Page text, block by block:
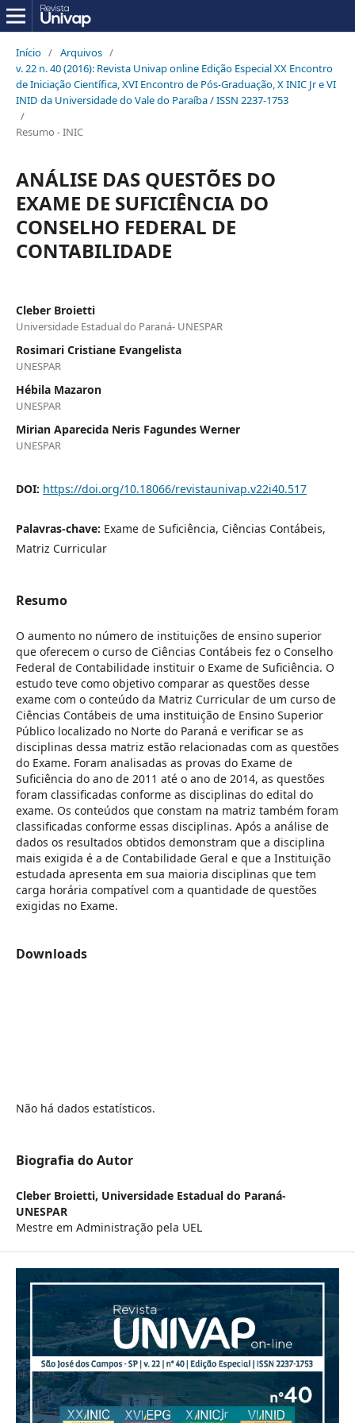
Início / Arquivos /
v. 22 n. 40 (2016): Revista Univap online Edição Especial XX Encontro
de Iniciação Científica, XVI Encontro de Pós-Graduação, X INIC Jr e VI
INID da Universidade do Vale do Paraíba / ISSN 2237-1753
/
Resumo - INIC
ANÁLISE DAS QUESTÕES DO
EXAME DE SUFICIÊNCIA DO
CONSELHO FEDERAL DE
CONTABILIDADE
Cleber Broietti
Universidade Estadual do Paraná- UNESPAR
Rosimari Cristiane Evangelista
UNESPAR
Hébila Mazaron
UNESPAR
Mirian Aparecida Neris Fagundes Werner
UNESPAR
DOI: https://doi.org/10.18066/revistaunivap.v22i40.517
Palavras-chave: Exame de Suficiência, Ciências Contábeis,
Matriz Curricular
Resumo
O aumento no número de instituições de ensino superior
que oferecem o curso de Ciências Contábeis fez o Conselho
Federal de Contabilidade instituir o Exame de Suficiência. O
estudo teve como objetivo comparar as questões desse
exame com o conteúdo da Matriz Curricular de um curso de
Ciências Contábeis de uma instituição de Ensino Superior
Público localizado no Norte do Paraná e verificar se as
disciplinas dessa matriz estão relacionadas com as questões
do Exame. Foram analisadas as provas do Exame de
Suficiência do ano de 2011 até o ano de 2014, as questões
foram classificadas conforme as disciplinas do edital do
exame. Os conteúdos que constam na matriz também foram
classificadas conforme essas disciplinas. Após a análise de
dados os resultados obtidos demonstram que a disciplina
mais exigida é a de Contabilidade Geral e que a Instituição
estudada apresenta em sua maioria disciplinas que tem
carga horária compatível com a quantidade de questões
exigidas no Exame.
Downloads
Não há dados estatísticos.
Biografia do Autor
Cleber Broietti, Universidade Estadual do Paraná-
UNESPAR
Mestre em Administração pela UEL